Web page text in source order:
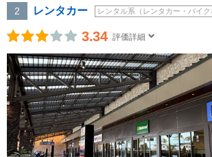
2 レンタカー レンタル系（レンタカー・バイク
3.34 評価詳細